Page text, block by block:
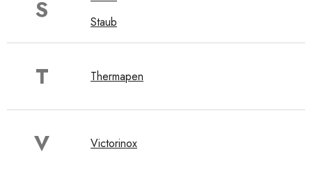
S
Staub
T Thermapen
V Victorinox